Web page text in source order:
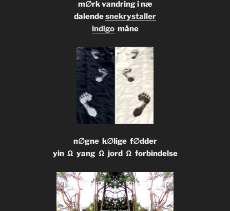
m∅rk vandring i næ
dalendesnekrystaller
indigomåne
n∅gne k∅lige f∅dder
yin Ω yang Ω jord Ω forbindelse